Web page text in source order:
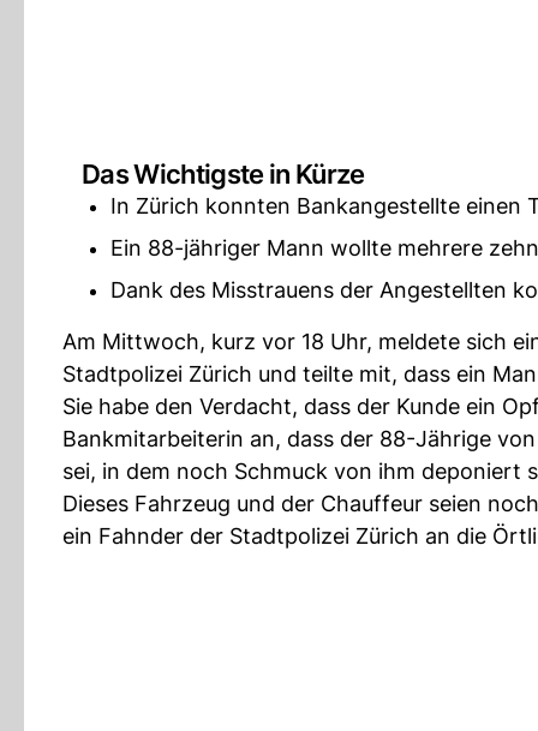
Das Wichtigste in Kürze
In Zürich konnten Bankangestellte einen
Ein 88-jähriger Mann wollte mehrere
Dank des Misstrauens der Angestellten
Am Mittwoch, kurz vor 18 Uhr, meldete sich
Stadtpolizei Zürich und teilte mit, dass ein
Sie habe den Verdacht, dass der Kunde ein
Bankmitarbeiterin an, dass der 88-Jährige
sei, in dem noch Schmuck von ihm deponiert
Dieses Fahrzeug und der Chauffeur seien
ein Fahnder der Stadtpolizei Zürich an die